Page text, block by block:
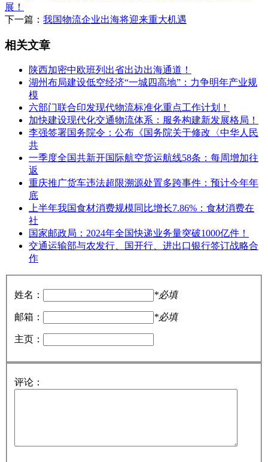
展！
下一篇： 我国物流企业出海将迎来重大机遇
相关文章
陕西加密中欧班列出省出边出海通道！
湖州布局建设低空经济“一城四高地”：力争明年产业规
模
六部门联合印发现代物流标准化重点工作计划！
加快建设现代化交通物流体系：服务构建新发展格局！
李强签署国务院令：公布《国务院关于修改〈中华人民
共
一季度全国共新开国际航空货运航线58条：每周增加往
返
重庆推广货车违法超限溯源处置多跨事件：预计今年年
底
上半年我国食材消费规模同比增长7.86%：食材消费在
社
国家邮政局：2024年全国快递业务量突破1000亿件！
交通运输部与农发行、国开行、进出口银行签订战略合
作
姓名： *必填
邮箱： *必填
主页：
评论：